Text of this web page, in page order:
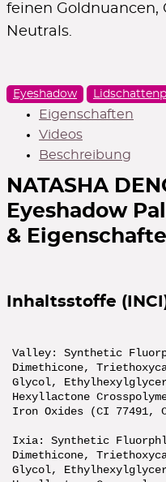
feinen Goldnuancen,
Neutrals.
Eyeshadow
Eigenschaften
Videos
Beschreibung
NATASHA
Eyeshadow
&
Inhaltsstoffe
Valley: Synthetic
Dimethicone,
Glycol,
Hexyllactone
Iron Oxides (CI 77491,
Ixia: Synthetic
Dimethicone,
Glycol,